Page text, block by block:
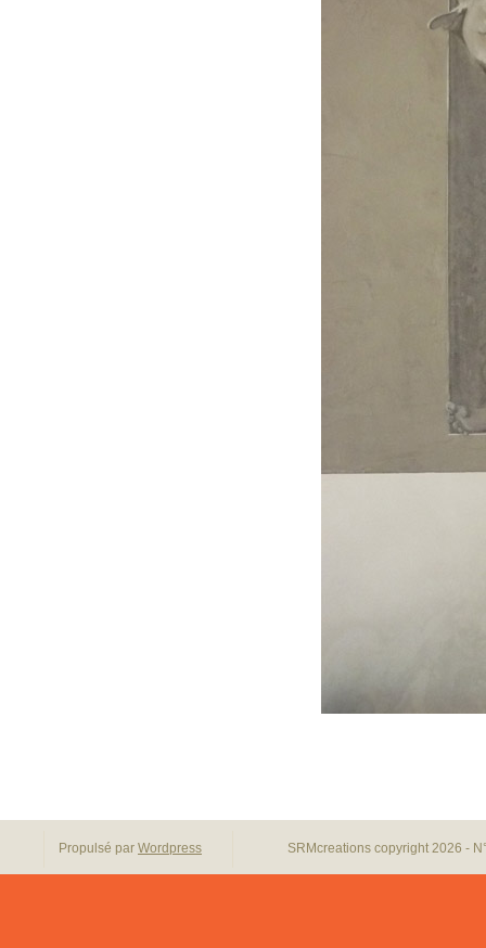
Propulsé par Wordpress SRMcreations copyright 2026 -